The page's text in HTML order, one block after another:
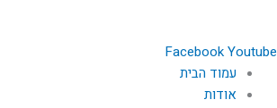
FacebookYoutube
עמוד הבית
אודות